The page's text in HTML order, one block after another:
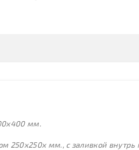
мм.
250х250х мм., с заливкой внутрь